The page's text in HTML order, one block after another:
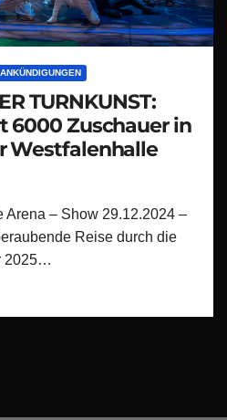
TURNKUNST:
6000 Zuschauer in
Westfalenhalle
Arena – Show 29.12.2024 –
Reise durch die
2025…